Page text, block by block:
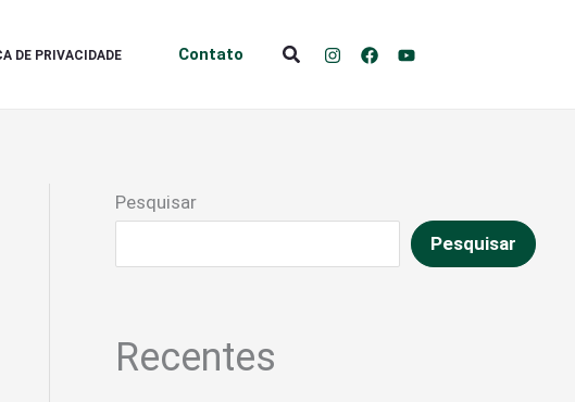
DE PRIVACIDADE Contato Pesquisar
Pesquisar
Pesquisar
Recentes